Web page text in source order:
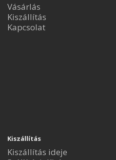
Vásárlás
Kiszállítás
Kapcsolat
Kiszállítás
Kiszállítás ideje